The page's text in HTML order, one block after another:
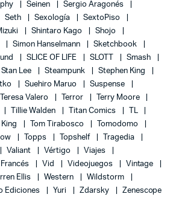
Seinen
Sergio Aragonés
Seth Sexología
SextoPiso
Shintaro Kago
Shojo
Simon Hanselmann
Sketchbook
SLICE OF LIFE SLOTT
Smash
Stan Lee Steampunk
Stephen King
Suehiro Maruo
Suspense
Teresa Valero Terror
Terry Moore
Tillie Walden Titan Comics
TL
King Tom Tirabosco
Tomodomo
Topps Topshelf
Tragedia
Valiant Vértigo
Viajes
Vid Videojuegos
Vintage
Ellis Western
Wildstorm
Ediciones Yuri Zdarsky Zenescope